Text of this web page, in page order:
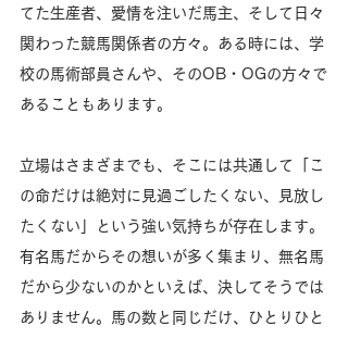
てた生産者、愛情を注いだ馬主、そして日々
関わった競馬関係者の方々。ある時には、学
校の馬術部員さんや、そのOB・OGの方々で
あることもあります。
立場はさまざまでも、そこには共通して「こ
の命だけは絶対に見過ごしたくない、見放し
たくない」という強い気持ちが存在します。
有名馬だからその想いが多く集まり、無名馬
だから少ないのかといえば、決してそうでは
ありません。馬の数と同じだけ、ひとりひと